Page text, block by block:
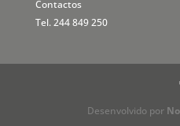
Contactos
Tel. 244 849 250
Desenvolvido por